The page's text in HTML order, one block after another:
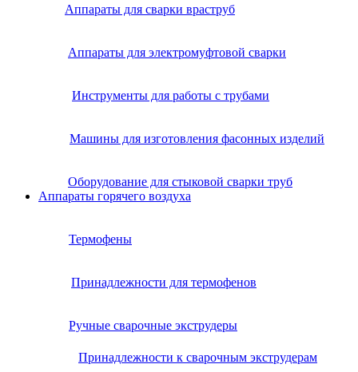
Аппараты для сварки враструб
Аппараты для электромуфтовой сварки
Инструменты для работы с трубами
Машины для изготовления фасонных изделий
Оборудование для стыковой сварки труб
Аппараты горячего воздуха
Термофены
Принадлежности для термофенов
Ручные сварочные экструдеры
Принадлежности к сварочным экструдерам